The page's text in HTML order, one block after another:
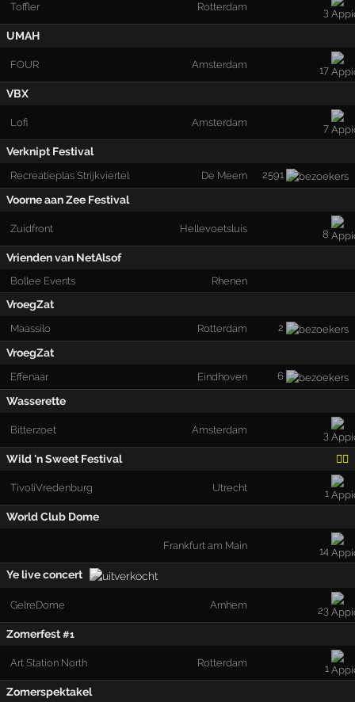
Toffler Rotterdam 3
UMAH
FOUR Amsterdam 17
VBX
Lofi Amsterdam 7
Verknipt Festival
Recreatieplas Strijkviertel De Meern 2591
Voorne aan Zee Festival
Zuidfront Hellevoetsluis 8
Vrienden van NetAlsof
Bollee Events Rhenen
VroegZat
Maassilo Rotterdam 2
VroegZat
Effenaar Eindhoven 6
Wasserette
Bitterzoet Amsterdam 3
Wild 'n Sweet Festival 🏳️‍🌈
TivoliVredenburg Utrecht 1
World Club Dome
Frankfurt am Main 14
Ye live concert
GelreDome Arnhem 23
Zomerfest#1
Art Station North Rotterdam 1
Zomerspektakel